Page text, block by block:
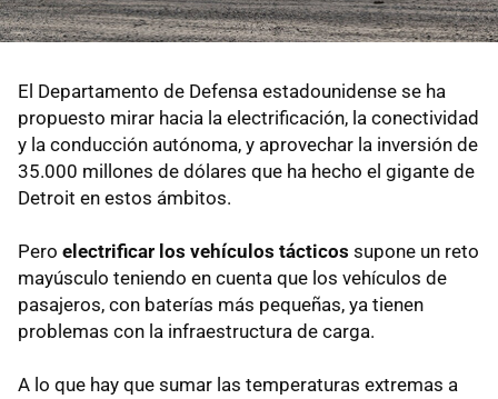
El Departamento de Defensa estadounidense se ha
propuesto mirar hacia la electrificación, la conectividad
y la conducción autónoma, y aprovechar la inversión de
35.000 millones de dólares que ha hecho el gigante de
Detroit en estos ámbitos.
Pero electrificar los vehículos tácticos supone un reto
mayúsculo teniendo en cuenta que los vehículos de
pasajeros, con baterías más pequeñas, ya tienen
problemas con la infraestructura de carga.
A lo que hay que sumar las temperaturas extremas a